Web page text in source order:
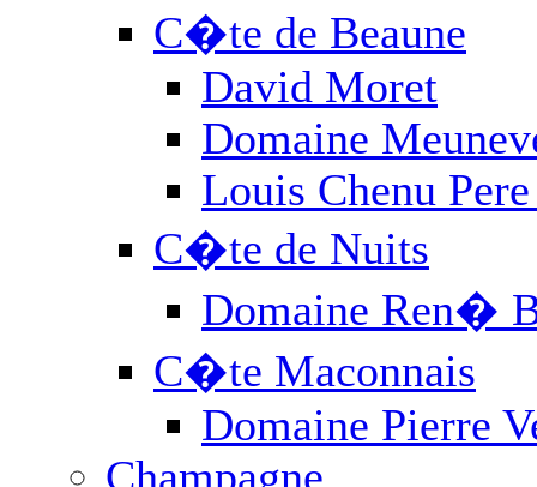
C�te de Beaune
David Moret
Domaine
Louis Chenu
C�te de Nuits
Domaine Ren�
C�te Maconnais
Domaine Pierre
Champagne